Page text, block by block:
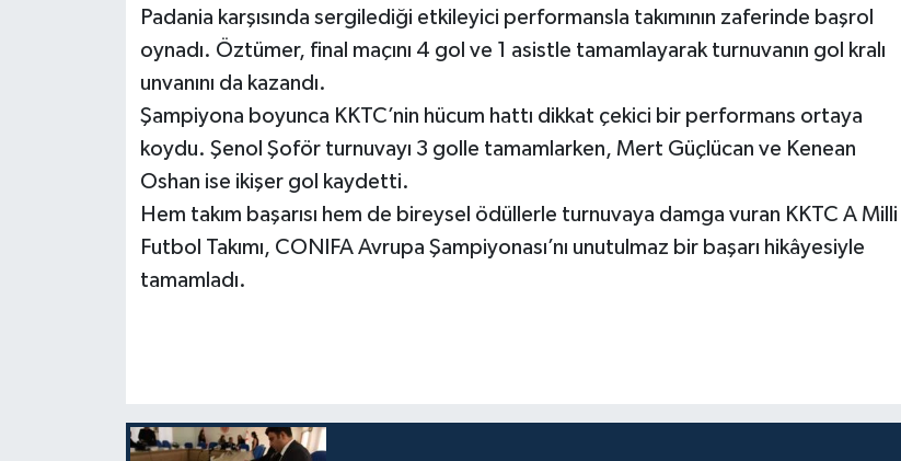
Padania karşısında sergilediği etkileyici performansla takımının zaferinde başrol
oynadı. Öztümer, final maçını 4 gol ve 1 asistle tamamlayarak turnuvanın gol kralı
unvanını da kazandı.
Şampiyona boyunca KKTC’nin hücum hattı dikkat çekici bir performans ortaya
koydu. Şenol Şoför turnuvayı 3 golle tamamlarken, Mert Güçlücan ve Kenean
Oshan ise ikişer gol kaydetti.
Hem takım başarısı hem de bireysel ödüllerle turnuvaya damga vuran KKTC A Milli
Futbol Takımı, CONIFA Avrupa Şampiyonası’nı unutulmaz bir başarı hikâyesiyle
tamamladı.